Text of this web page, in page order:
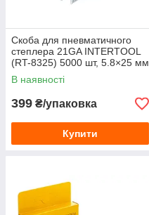
Скоба для пневматичного
степлера 21GA INTERTOOL
(RT-8325) 5000 шт, 5.8×25 мм
В наявності
399 ₴/упаковка
Купити